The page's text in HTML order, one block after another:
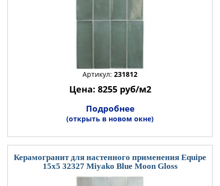
Артикул: 231812
Цена: 8255 руб/м2
Подробнее
(открыть в новом окне)
Керамогранит для настенного применения Equipe
15x5 32327 Miyako Blue Moon Gloss